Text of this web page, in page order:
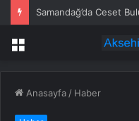
Samandağ’da Ceset
Menü
Anasayfa / Haber